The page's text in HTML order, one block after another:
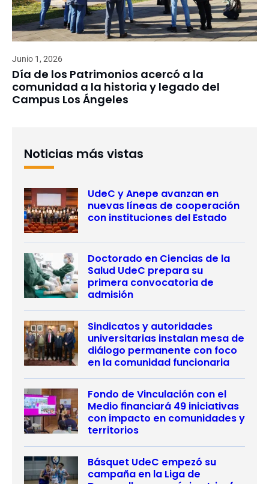
Junio 1, 2026
Día de los Patrimonios acercó a la
comunidad a la historia y legado del
Campus Los Ángeles
Noticias más vistas
UdeC y Anepe avanzan en
nuevas líneas de cooperación
con instituciones del Estado
Doctorado en Ciencias de la
Salud UdeC prepara su
primera convocatoria de
admisión
Sindicatos y autoridades
universitarias instalan mesa de
diálogo permanente con foco
en la comunidad funcionaria
Fondo de Vinculación con el
Medio financiará 49 iniciativas
con impacto en comunidades y
territorios
Básquet UdeC empezó su
campaña en la Liga de